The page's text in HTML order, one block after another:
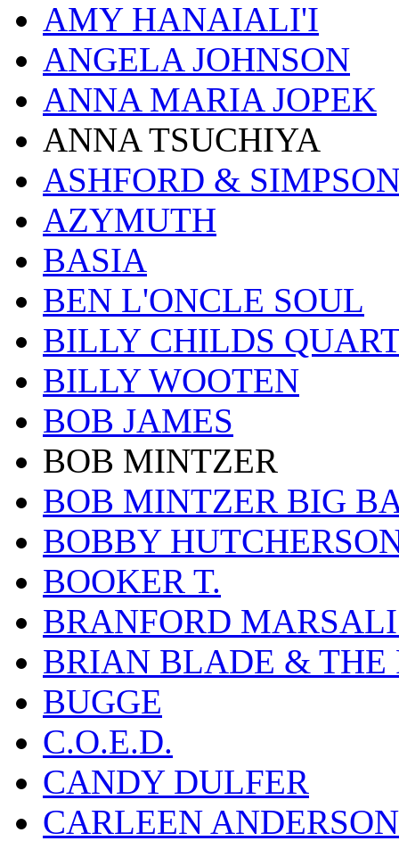
AMY HANAIALI'I
ANGELA JOHNSON
ANNA MARIA JOPEK
ANNA TSUCHIYA
ASHFORD &
AZYMUTH
BASIA
BEN L'ONCLE SOUL
BILLY CHILDS
BILLY WOOTEN
BOB JAMES
BOB MINTZER
BOB MINTZER BIG
BOBBY
BOOKER T.
BRANFORD
BRIAN BLADE & THE
BUGGE
C.O.E.D.
CANDY DULFER
CARLEEN ANDERSON